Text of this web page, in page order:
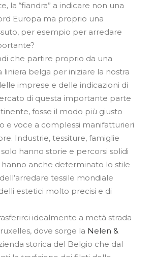
la “fiandra” a indicare non una
Europa ma proprio una
per esempio per arredare
che partire proprio da una
liniera belga per iniziare la nostra
imprese e delle indicazioni di
di questa importante parte
fosse il modo più giusto
e voce a complessi manifatturieri
Industrie, tessiture, famiglie
hanno storie e percorsi solidi
hanno anche determinato lo stile
tessile mondiale
estetici molto precisi e di
idealmente a metà strada
dove sorge la Nelen &
storica del Belgio che dal